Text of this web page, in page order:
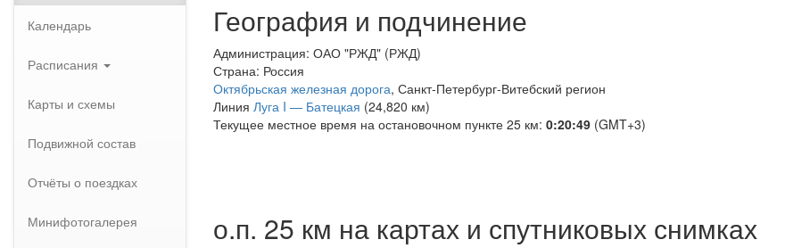
Календарь
Расписания
Карты и схемы
Подвижной состав
Отчёты о поездках
Минифотогалерея
География и подчинение
Администрация: ОАО "РЖД" (РЖД)
Страна: Россия
Октябрьская железная дорога, Санкт-Петербург-Витебский регион
Линия Луга I — Батецкая (24,820 км)
Текущее местное время на остановочном пункте 25 км: 0:20:49 (GMT+3)
о.п. 25 км на картах и спутниковых снимках